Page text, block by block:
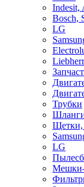
Indesit,
Bosch,
LG
Liebherr
Трубки
Щетки,
LG
Мешки-